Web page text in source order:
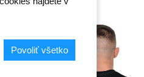
Povoliť všetko